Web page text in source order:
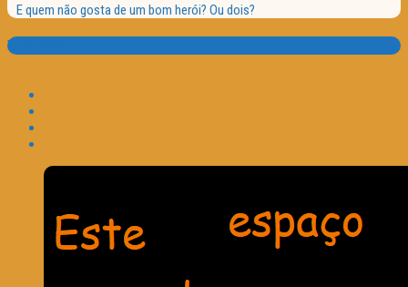
E quem não gosta de um bom herói? Ou dois?
Translate: